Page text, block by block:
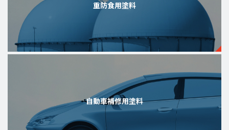
重防食用塗料
自動車補修用塗料